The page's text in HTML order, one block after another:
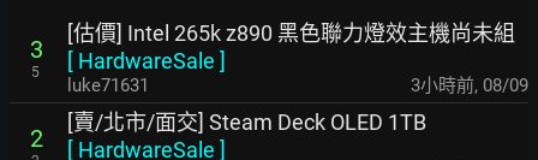
3
5
[估價] Intel 265k z890 黑色聯力燈效主機尚未組
[ HardwareSale ]
luke71631 3小時前, 08/09
2
[賣/北市/面交] Steam Deck OLED 1TB
[ HardwareSale ]